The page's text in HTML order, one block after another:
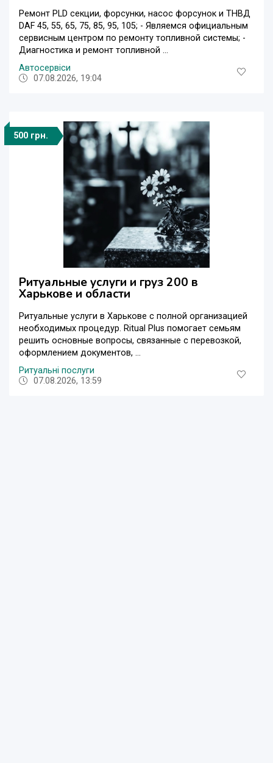
Ремонт PLD секции, форсунки, насос форсунок и ТНВД
DAF 45, 55, 65, 75, 85, 95, 105; - Являемся официальным
сервисным центром по ремонту топливной системы; -
Диагностика и ремонт топливной ...
Автосервіси
07.08.2026, 19:04
500 грн.
Ритуальные услуги и груз 200 в
Харькове и области
Ритуальные услуги в Харькове с полной организацией
необходимых процедур. Ritual Plus помогает семьям
решить основные вопросы, связанные с перевозкой,
оформлением документов, ...
Ритуальні послуги
07.08.2026, 13:59